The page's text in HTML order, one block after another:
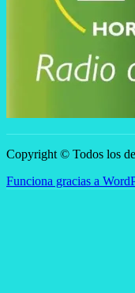
Copyright © Todos los
Funciona gracias a